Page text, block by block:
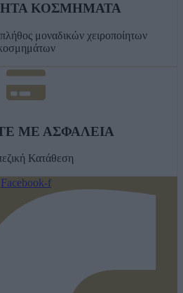
ΚΟΣΜΗΜΑΤΑ
μοναδικών χειροποίητων
ΜΕ ΑΣΦΑΛΕΙΑ
Κατάθεση
Facebook-f